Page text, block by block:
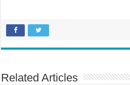
Related Articles